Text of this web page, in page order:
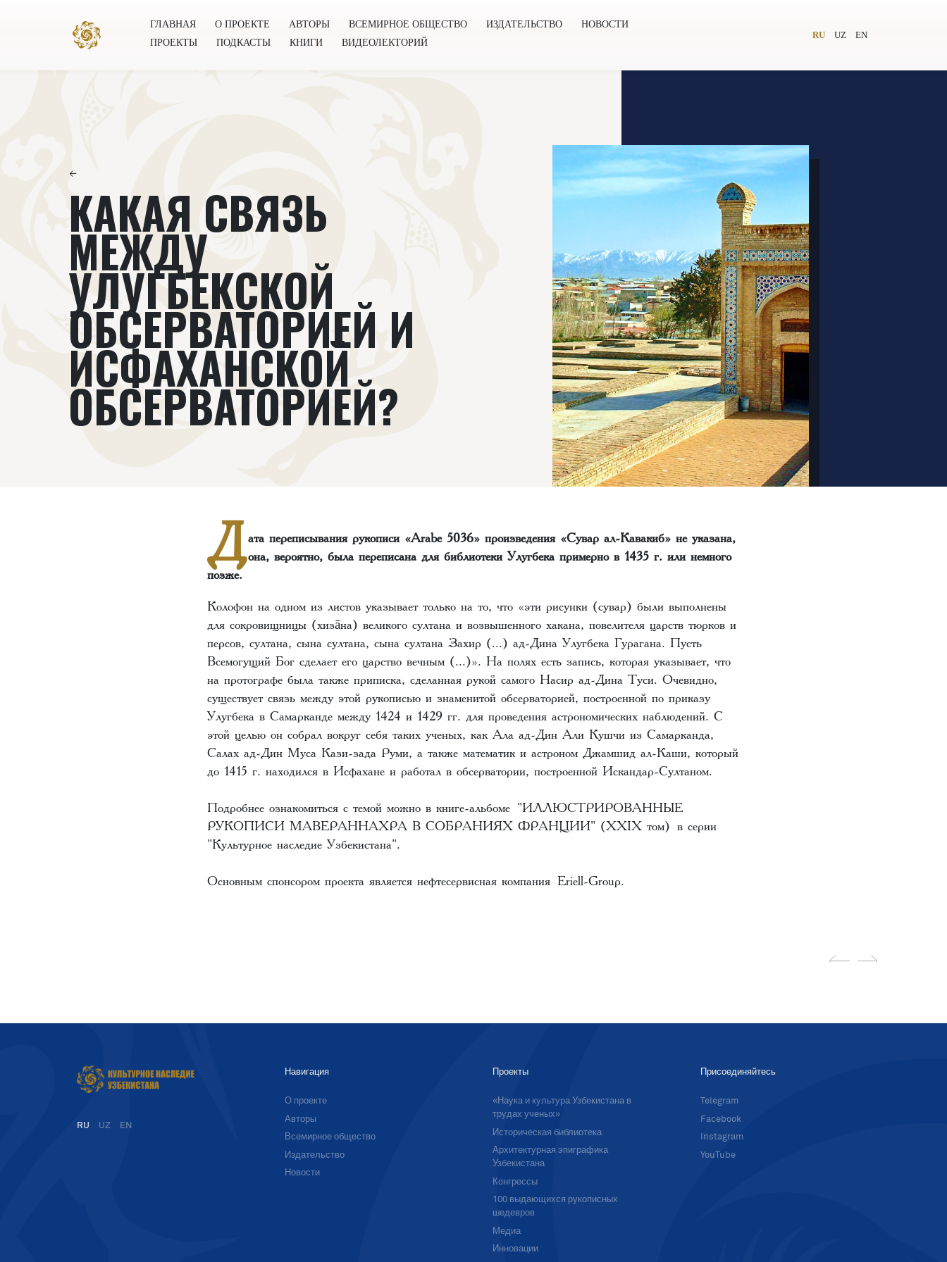
ГЛАВНАЯ О ПРОЕКТЕ АВТОРЫ ВСЕМИРНОЕ ОБЩЕСТВО ИЗДАТЕЛЬСТВО
НОВОСТИ
ПРОЕКТЫ
ПОДКАСТЫ КНИГИ ВИДЕОЛЕКТОРИЙ
RU UZ EN
←
КАКАЯ СВЯЗЬ
МЕЖДУ
УЛУГБЕКСКОЙ
ОБСЕРВАТОРИЕЙ И
ИСФАХАНСКОЙ
ОБСЕРВАТОРИЕЙ?
Дата переписывания рукописи «Arabe 5036» произведения «Сувар ал-Кавакиб» не указана,
она, вероятно, была переписана для библиотеки Улугбека примерно в 1435 г. или немного
позже.
Колофон на одном из листов указывает только на то, что «эти рисунки (сувар) были выполнены
для сокровищницы (хизāна) великого султана и возвышенного хакана, повелителя царств тюрков и
персов, султана, сына султана, сына султана Захир (...) ад-Дина Улугбека Гурагана. Пусть
Всемогущий Бог сделает его царство вечным (...)». На полях есть запись, которая указывает, что
на протографе была также приписка, сделанная рукой самого Насир ад-Дина Туси. Очевидно,
существует связь между этой рукописью и знаменитой обсерваторией, построенной по приказу
Улугбека в Самарканде между 1424 и 1429 гг. для проведения астрономических наблюдений. С
этой целью он собрал вокруг себя таких ученых, как Ала ад-Дин Али Кушчи из Самарканда,
Салах ад-Дин Муса Кази-зада Руми, а также математик и астроном Джамшид ал-Каши, который
до 1415 г. находился в Исфахане и работал в обсерватории, построенной Искандар-Султаном.
Подробнее ознакомиться с темой можно в книге-альбоме "ИЛЛЮСТРИРОВАННЫЕ
РУКОПИСИ МАВЕРАННАХРА В СОБРАНИЯХ ФРАНЦИИ" (XXIX том) в серии
"Культурное наследие Узбекистана".
Основным спонсором проекта является нефтесервисная компания Eriell-Group.
RU UZ EN
Навигация
О проекте
Авторы
Всемирное общество
Издательство
Новости
Проекты
«Наука и культура Узбекистана в
трудах ученых»
Историческая библиотека
Архитектурная эпиграфика
Узбекистана
Конгрессы
100 выдающихся рукописных
шедевров
Медиа
Инновации
Присоединяйтесь
Telegram
Facebook
Instagram
YouTube